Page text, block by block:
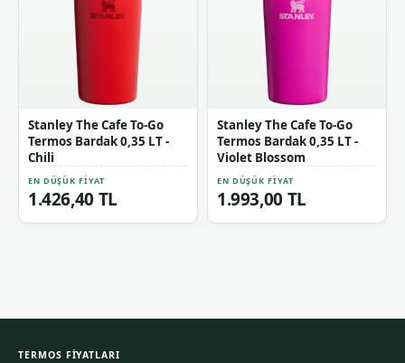
Stanley The Cafe To-Go
Termos Bardak 0,35 LT -
Chili
EN DÜŞÜK FIYAT
1.426,40 TL
Stanley The Cafe To-Go
Termos Bardak 0,35 LT -
Violet Blossom
EN DÜŞÜK FIYAT
1.993,00 TL
TERMOS FIYATLARI